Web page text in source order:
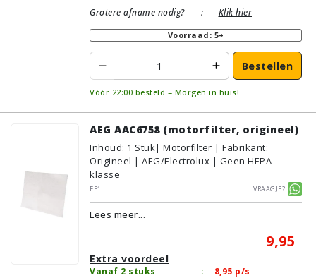
Grotere afname nodig?
: Klik hier
Voorraad: 5+
Bestellen
Vóór 22:00 besteld = Morgen in huis!
AEG AAC6758 (motorfilter, origineel)
Inhoud: 1 Stuk| Motorfilter | Fabrikant:
Origineel | AEG/Electrolux | Geen HEPA-
klasse
EF1
Vraagje?
Lees meer...
9,95
Extra voordeel
Vanaf 2 stuks : 8,95 p/s